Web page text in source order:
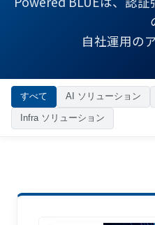
自社運用の
すべて AI ソリューション
Infra ソリューション